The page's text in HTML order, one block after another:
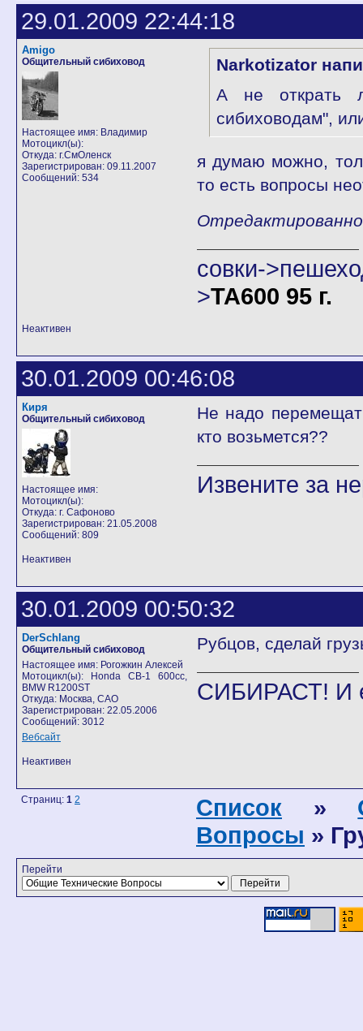
29.01.2009 22:44:18
Amigo
Общительный сибиховод
Настоящее имя: Владимир
Мотоцикл(ы):
Откуда: г.СмОленск
Зарегистрирован: 09.11.2007
Сообщений: 534
Narkotizator
А не открать
сибиховодам",
я думаю можно,
то есть вопросы
совки-
>ТА600 95 г.
Неактивен
30.01.2009 00:46:08
Киря
Общительный сибиховод
Настоящее имя:
Мотоцикл(ы):
Откуда: г. Сафоново
Зарегистрирован: 21.05.2008
Сообщений: 809
Не надо
кто возьмется??
Извените за
Неактивен
30.01.2009 00:50:32
DerSchlang
Общительный сибиховод
Настоящее имя: Рогожкин Алексей
Мотоцикл(ы): Honda CB-1 600cc,
BMW R1200ST
Откуда: Москва, САО
Зарегистрирован: 22.05.2006
Сообщений: 3012
Вебсайт
Рубцов, сделай
СИБИРАСТ! И
Неактивен
Страниц: 1 2 Список »
Вопросы »
Перейти